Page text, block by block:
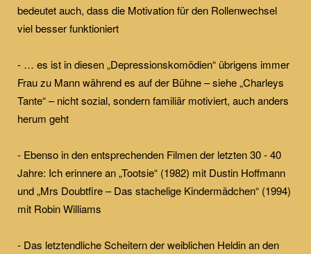
bedeutet auch, dass die Motivation für den Rollenwechsel
viel besser funktioniert
- … es ist in diesen „Depressionskomödien“ übrigens immer
Frau zu Mann während es auf der Bühne – siehe „Charleys
Tante“ – nicht sozial, sondern familiär motiviert, auch anders
herum geht
- Ebenso in den entsprechenden Filmen der letzten 30 - 40
Jahre: Ich erinnere an „Tootsie“ (1982) mit Dustin Hoffmann
und „Mrs Doubtfire – Das stachelige Kindermädchen“ (1994)
mit Robin Williams
- Das letztendliche Scheitern der weiblichen Heldin an den